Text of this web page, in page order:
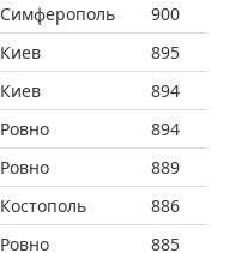
Симферополь
900
Киев
895
Киев
894
Ровно
894
Ровно
889
Костополь
886
Ровно
885